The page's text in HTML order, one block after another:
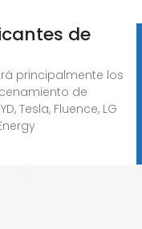
de
principalmente los
de
Tesla, Fluence, LG